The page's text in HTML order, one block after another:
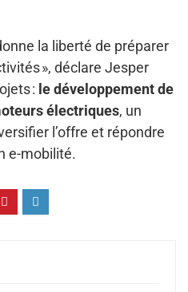
la liberté de préparer
», déclare Jesper
: le développement de
électriques, un
l’offre et répondre
e-mobilité.